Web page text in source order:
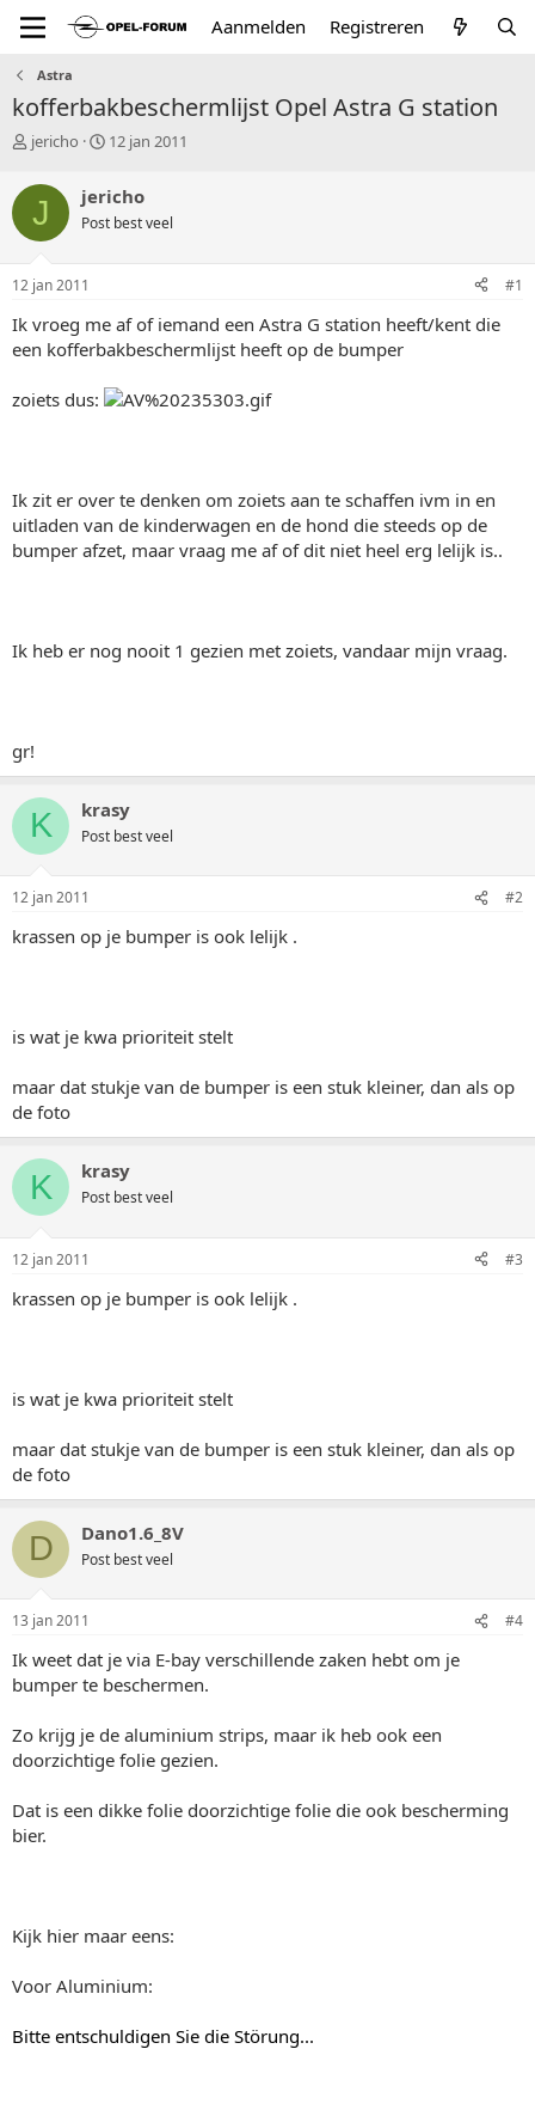
Aanmelden Registreren
Astra
kofferbakbeschermlijst Opel Astra G station
T
p
c
s
a
t
e
jericho
S
r
t
a
m
12 jan 2011
J jericho
Post best veel
12 jan 2011 #1
Ik vroeg me af of iemand een Astra G station heeft/kent die
een kofferbakbeschermlijst heeft op de bumper
zoiets dus:
Ik zit er over te denken om zoiets aan te schaffen ivm in en
uitladen van de kinderwagen en de hond die steeds op de
bumper afzet, maar vraag me af of dit niet heel erg lelijk is..
Ik heb er nog nooit 1 gezien met zoiets, vandaar mijn vraag.
gr!
K krasy
Post best veel
12 jan 2011 #2
krassen op je bumper is ook lelijk .
is wat je kwa prioriteit stelt
maar dat stukje van de bumper is een stuk kleiner, dan als op
de foto
K krasy
Post best veel
12 jan 2011 #3
krassen op je bumper is ook lelijk .
is wat je kwa prioriteit stelt
maar dat stukje van de bumper is een stuk kleiner, dan als op
de foto
D Dano1.6_8V
Post best veel
13 jan 2011 #4
Ik weet dat je via E-bay verschillende zaken hebt om je
bumper te beschermen.
Zo krijg je de aluminium strips, maar ik heb ook een
doorzichtige folie gezien.
Dat is een dikke folie doorzichtige folie die ook bescherming
bier.
Kijk hier maar eens:
Voor Aluminium:
Bitte entschuldigen Sie die Störung...